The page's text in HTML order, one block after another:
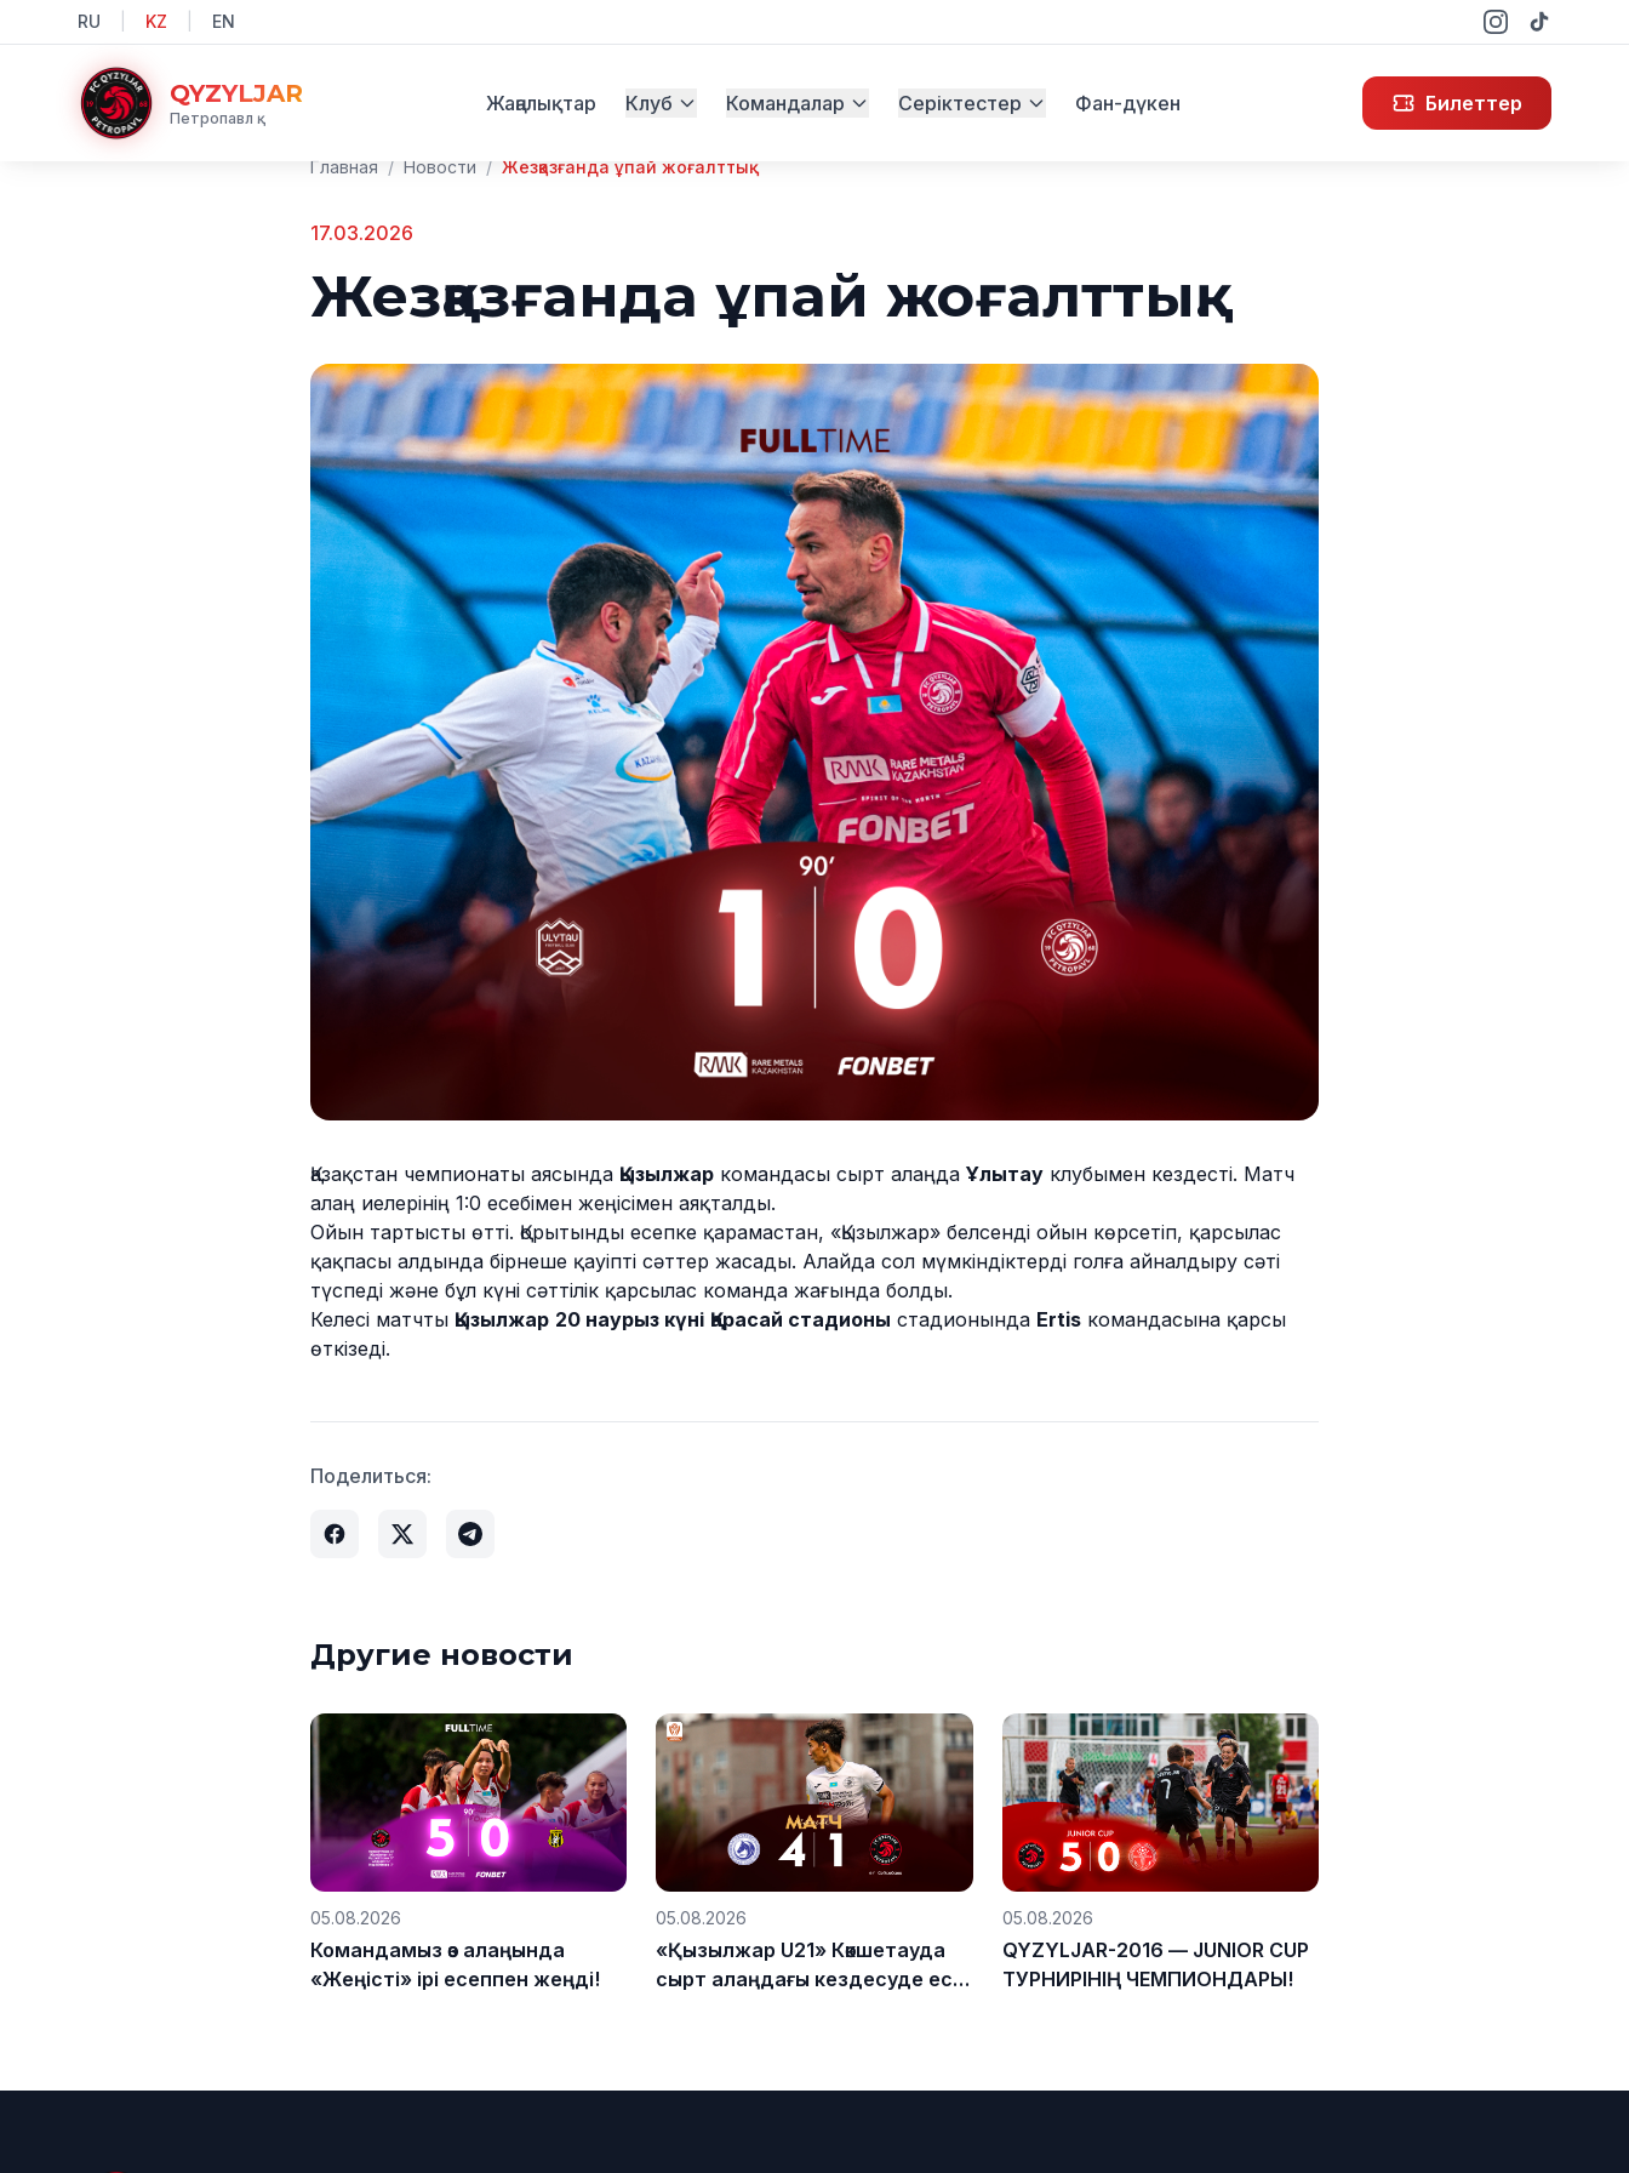
RU KZ EN
QYZYLJAR
Петропавл қ.
Жаңалықтар Клуб Командалар Серіктестер Фан-дүкен Билеттер
Главная / Новости / Жезқазғанда ұпай жоғалттық.
17.03.2026
Жезқазғанда ұпай жоғалттық.
Қазақстан чемпионаты аясында Қызылжар командасы сырт алаңда Ұлытау клубымен кездесті. Матч
алаң иелерінің 1:0 есебімен жеңісімен аяқталды.
Ойын тартысты өтті. Қорытынды есепке қарамастан, «Қызылжар» белсенді ойын көрсетіп, қарсылас
қақпасы алдында бірнеше қауіпті сәттер жасады. Алайда сол мүмкіндіктерді голға айналдыру сәті
түспеді және бұл күні сәттілік қарсылас команда жағында болды.
Келесі матчты Қызылжар 20 наурыз күні Қарасай стадионы стадионында Ertis командасына қарсы
өткізеді.
Поделиться:
Другие новости
05.08.2026
Командамыз өз алаңында
«Жеңісті» ірі есеппен жеңді!
05.08.2026
«Қызылжар U21» Көкшетауда
сырт алаңдағы кездесуде есе
05.08.2026
QYZYLJAR-2016 — JUNIOR CUP
ТУРНИРІНІҢ ЧЕМПИОНДАРЫ!